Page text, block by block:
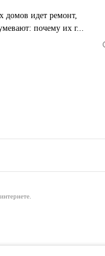
домов идет ремонт,
почему их г...